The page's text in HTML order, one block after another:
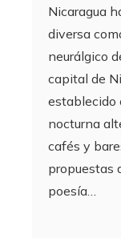
Nicaragua
diversa
neurálgico
capital de
establecido
nocturna
cafés y
propuestas
poesía…